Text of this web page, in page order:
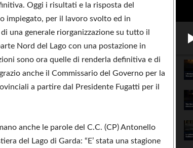
Oggi i risultati e la risposta del
impiegato, per il lavoro svolto ed in
una generale riorganizzazione su tutto il
Nord del Lago con una postazione in
sono ora quelle di renderla definitiva e di
anche il Commissario del Governo per la
a partire dal Presidente Fugatti per il
anche le parole del C.C. (CP) Antonello
del Lago di Garda: “E’ stata una stagione